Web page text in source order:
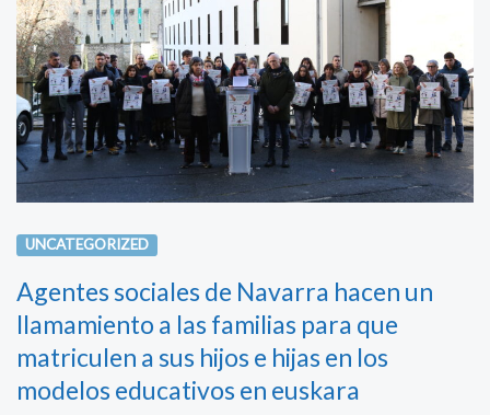
UNCATEGORIZED
Agentes sociales de Navarra hacen un
llamamiento a las familias para que
matriculen a sus hijos e hijas en los
modelos educativos en euskara